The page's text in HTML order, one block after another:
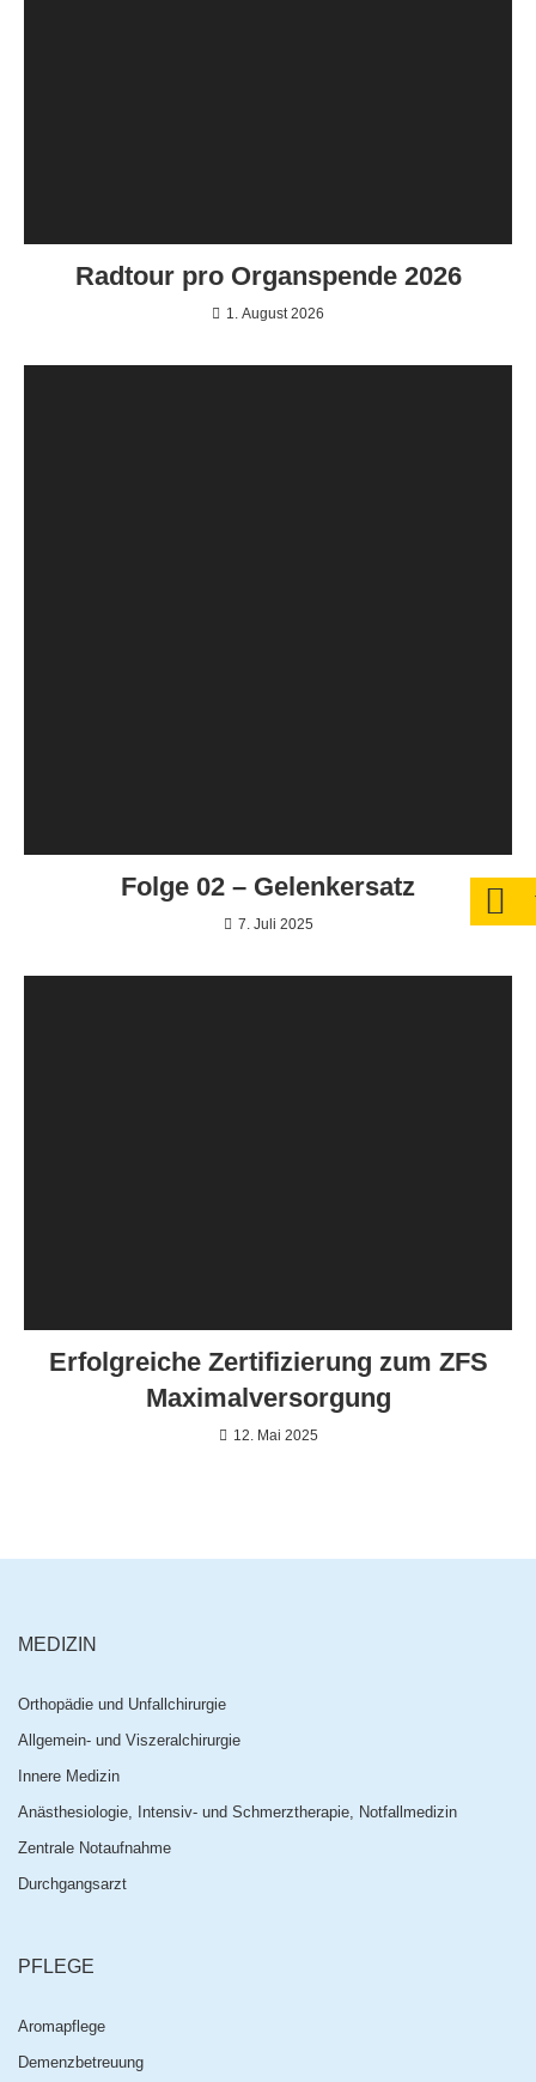
Radtour pro Organspende 2026
1. August 2026
Folge 02 – Gelenkersatz
7. Juli 2025
Erfolgreiche Zertifizierung zum ZFS
Maximalversorgung
12. Mai 2025
MEDIZIN
Orthopädie und Unfallchirurgie
Allgemein- und Viszeralchirurgie
Innere Medizin
Anästhesiologie, Intensiv- und Schmerztherapie, Notfallmedizin
Zentrale Notaufnahme
Durchgangsarzt
PFLEGE
Aromapflege
Demenzbetreuung